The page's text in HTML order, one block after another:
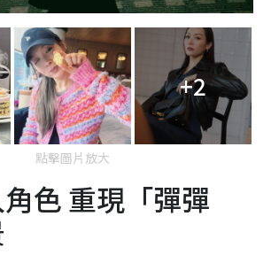
+2
點擊圖片放大
色 重現「彈彈